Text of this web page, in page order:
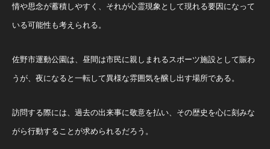
情や思念が蓄積しやすく、それが心霊現象として現れる要因になって
いる可能性も考えられる。
佐野市運動公園は、昼間は市民に親しまれるスポーツ施設として賑わ
うが、夜になると一転して異様な雰囲気を醸し出す場所である。
訪問する際には、過去の出来事に敬意を払い、その歴史を心に刻みな
がら行動することが求められるだろう。